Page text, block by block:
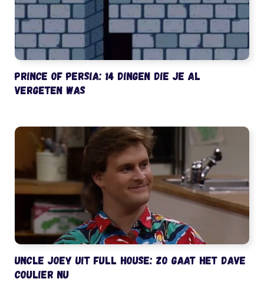
Prince of Persia: 14 dingen die je al
vergeten was
Uncle Joey uit Full House: zo gaat het Dave
Coulier nu